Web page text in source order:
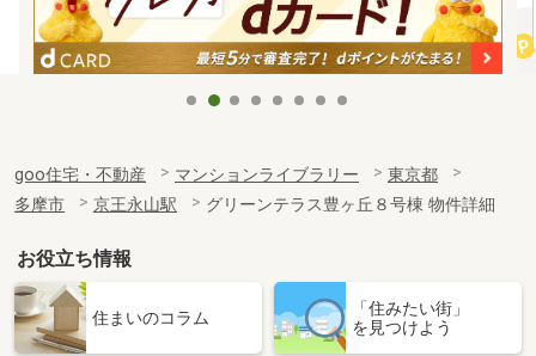
goo住宅・不動産 マンションライブラリー
東京都
多摩市
京王永山駅 グリーンテラス豊ヶ丘８号棟 物件詳細
お役立ち情報
住まいのコラム
「住みたい街」
を見つけよう